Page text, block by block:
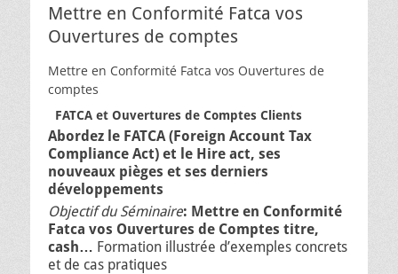
Mettre en Conformité Fatca vos
Ouvertures de comptes
Mettre en Conformité Fatca vos Ouvertures de
comptes
FATCA et Ouvertures de Comptes Clients
Abordez le FATCA (Foreign Account Tax
Compliance Act) et le Hire act, ses
nouveaux pièges et ses derniers
développements
Objectif du Séminaire: Mettre en Conformité
Fatca vos Ouvertures de Comptes titre,
cash… Formation illustrée d’exemples concrets
et de cas pratiques